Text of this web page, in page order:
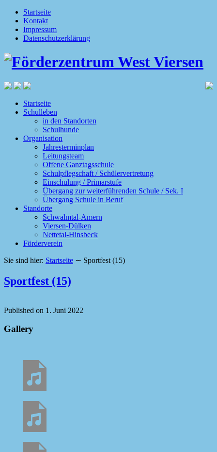
Startseite
Kontakt
Impressum
Datenschutzerklärung
Startseite
Schulleben
in den Standorten
Schulhunde
Organisation
Jahresterminplan
Leitungsteam
Offene Ganztagsschule
Schulpflegschaft / Schülervertretung
Einschulung / Primarstufe
Übergang zur weiterführenden Schule / Sek. I
Übergang Schule in Beruf
Standorte
Schwalmtal-Amern
Viersen-Dülken
Nettetal-Hinsbeck
Förderverein
Sie sind hier: Startseite ∼ Sportfest (15)
Sportfest (15)
Published on 1. Juni 2022
Gallery